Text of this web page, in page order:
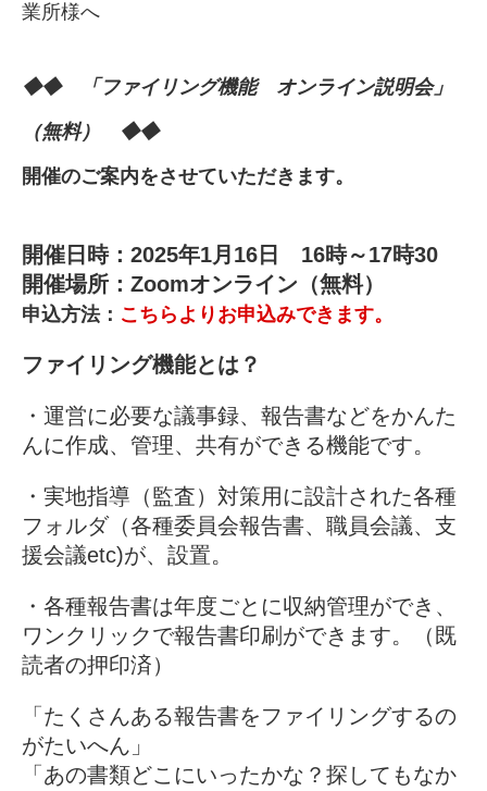
業所様へ
◆◆ 「ファイリング機能 オンライン説明会」
（無料） ◆◆
開催のご案内をさせていただきます。
開催日時：2025年1月16日 16時～17時30
開催場所：Zoomオンライン（無料）
申込方法： こちらよりお申込みできます。
ファイリング機能とは？
・運営に必要な議事録、報告書などをかんた
んに作成、管理、共有ができる機能です。
・実地指導（監査）対策用に設計された各種
フォルダ（各種委員会報告書、職員会議、支
援会議etc)が、設置。
・各種報告書は年度ごとに収納管理ができ、
ワンクリックで報告書印刷ができます。（既
読者の押印済）
「たくさんある報告書をファイリングするの
がたいへん」
「あの書類どこにいったかな？探してもなか